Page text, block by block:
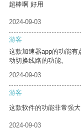
超棒啊 好用
2024-09-03
游客
这款加速器app的功能有
动切换线路的功能。
2024-09-03
游客
这款软件的功能非常强
2024-09-03